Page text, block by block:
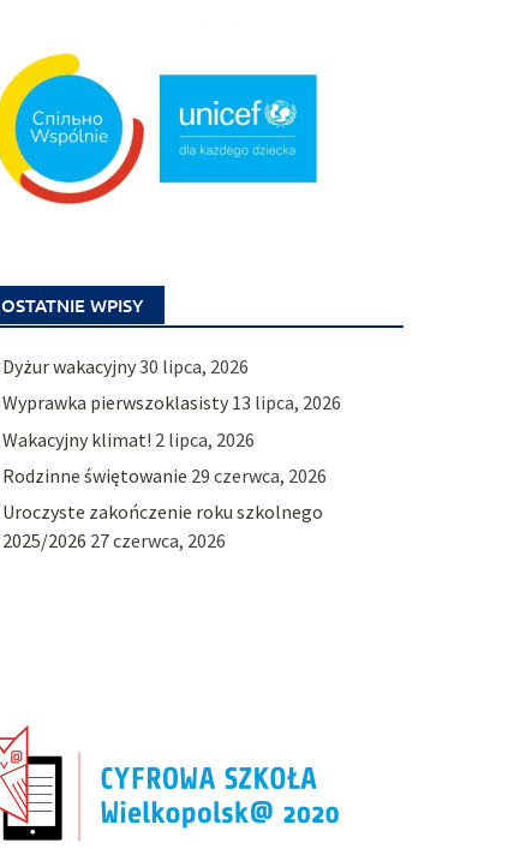
OSTATNIE WPISY
Dyżur wakacyjny30 lipca, 2026
Wyprawka pierwszoklasisty 13 lipca, 2026
Wakacyjny klimat! 2 lipca, 2026
Rodzinne świętowanie 29 czerwca, 2026
Uroczyste zakończenie roku szkolnego
2025/2026 27 czerwca, 2026